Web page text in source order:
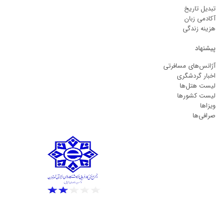
تبدیل تاریخ
آکادمی زبان
هزینه زندگی
پیشنهاد
آژانس‌های مسافرتی
اخبار گردشگری
لیست هتل‌ها
لیست کشورها
ویزاها
صرافی‌ها